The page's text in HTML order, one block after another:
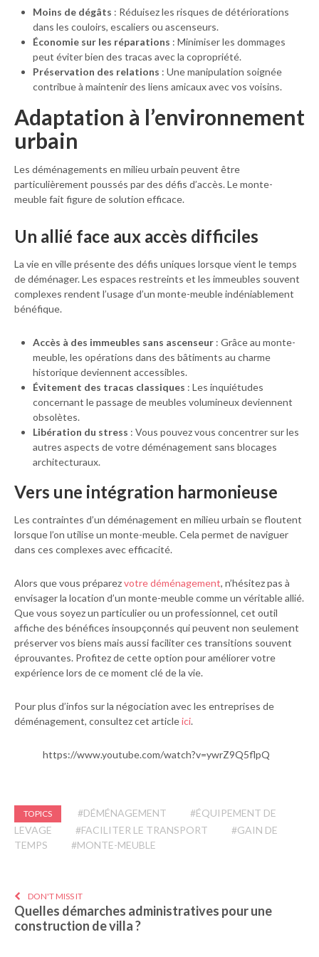
Moins de dégâts : Réduisez les risques de détériorations
dans les couloirs, escaliers ou ascenseurs.
Économie sur les réparations : Minimiser les dommages
peut éviter bien des tracas avec la copropriété.
Préservation des relations : Une manipulation soignée
contribue à maintenir des liens amicaux avec vos voisins.
Adaptation à l’environnement
urbain
Les déménagements en milieu urbain peuvent être
particulièrement poussés par des défis d’accès. Le monte-
meuble fait figure de solution efficace.
Un allié face aux accès difficiles
La vie en ville présente des défis uniques lorsque vient le temps
de déménager. Les espaces restreints et les immeubles souvent
complexes rendent l’usage d’un monte-meuble indéniablement
bénéfique.
Accès à des immeubles sans ascenseur : Grâce au monte-
meuble, les opérations dans des bâtiments au charme
historique deviennent accessibles.
Évitement des tracas classiques : Les inquiétudes
concernant le passage de meubles volumineux deviennent
obsolètes.
Libération du stress : Vous pouvez vous concentrer sur les
autres aspects de votre déménagement sans blocages
architecturaux.
Vers une intégration harmonieuse
Les contraintes d’un déménagement en milieu urbain se floutent
lorsque l’on utilise un monte-meuble. Cela permet de naviguer
dans ces complexes avec efficacité.
Alors que vous préparezvotre déménagement, n’hésitez pas à
envisager la location d’un monte-meuble comme un véritable allié.
Que vous soyez un particulier ou un professionnel, cet outil
affiche des bénéfices insoupçonnés qui peuvent non seulement
préserver vos biens mais aussi faciliter ces transitions souvent
éprouvantes. Profitez de cette option pour améliorer votre
expérience lors de ce moment clé de la vie.
Pour plus d’infos sur la négociation avec les entreprises de
déménagement, consultez cet articleici.
https://www.youtube.com/watch?v=ywrZ9Q5flpQ
TOPICS #DÉMÉNAGEMENT
#ÉQUIPEMENT DE
LEVAGE
#FACILITER LE TRANSPORT
#GAIN DE
TEMPS
#MONTE-MEUBLE
DON'T MISS IT
Quelles démarches administratives pour une
construction de villa ?